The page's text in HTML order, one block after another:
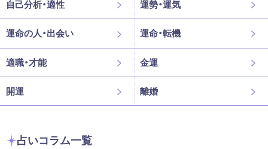
自己分析・適性 運勢・運気
運命の人・出会い 運命・転機
適職・才能 金運
開運 離婚
占いコラム一覧